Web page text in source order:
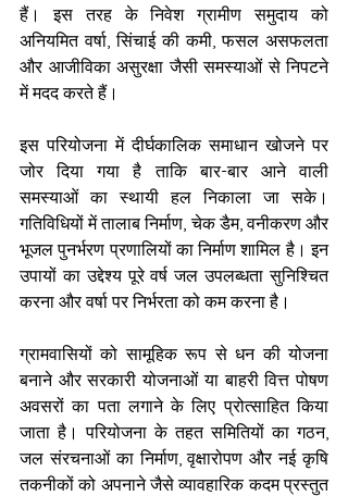
हैं। इस तरह के निवेश ग्रामीण समुदाय को
अनियमित वर्षा, सिंचाई की कमी, फसल असफलता
और आजीविका असुरक्षा जैसी समस्याओं से निपटने
में मदद करते हैं।
इस परियोजना में दीर्घकालिक समाधान खोजने पर
जोर दिया गया है ताकि बार-बार आने वाली
समस्याओं का स्थायी हल निकाला जा सके।
गतिविधियों में तालाब निर्माण, चेक डैम, वनीकरण और
भूजल पुनर्भरण प्रणालियों का निर्माण शामिल है। इन
उपायों का उद्देश्य पूरे वर्ष जल उपलब्धता सुनिश्चित
करना और वर्षा पर निर्भरता को कम करना है।
ग्रामवासियों को सामूहिक रूप से धन की योजना
बनाने और सरकारी योजनाओं या बाहरी वित्त पोषण
अवसरों का पता लगाने के लिए प्रोत्साहित किया
जाता है। परियोजना के तहत समितियों का गठन,
जल संरचनाओं का निर्माण, वृक्षारोपण और नई कृषि
तकनीकों को अपनाने जैसे व्यावहारिक कदम प्रस्तुत